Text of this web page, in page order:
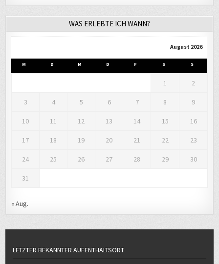
WAS ERLEBTE ICH WANN?
August 2026
M D M D F S S
1 2
3 4 5 6 7 8 9
10 11 12 13 14 15 16
17 18 19 20 21 22 23
24 25 26 27 28 29 30
31
« Aug.
LETZTER BEKANNTER AUFENTHALTSORT